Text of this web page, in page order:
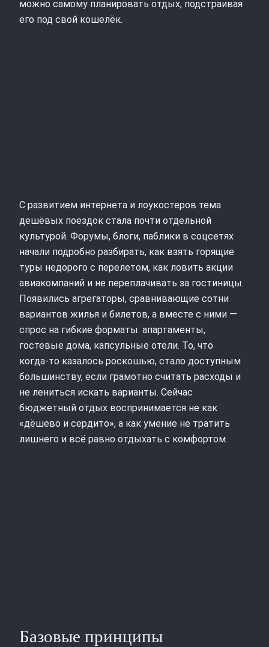
можно самому планировать отдых, подстраивая
его под свой кошелёк.
С развитием интернета и лоукостеров тема
дешёвых поездок стала почти отдельной
культурой. Форумы, блоги, паблики в соцсетях
начали подробно разбирать, как взять горящие
туры недорого с перелетом, как ловить акции
авиакомпаний и не переплачивать за гостиницы.
Появились агрегаторы, сравнивающие сотни
вариантов жилья и билетов, а вместе с ними —
спрос на гибкие форматы: апартаменты,
гостевые дома, капсульные отели. То, что
когда‑то казалось роскошью, стало доступным
большинству, если грамотно считать расходы и
не лениться искать варианты. Сейчас
бюджетный отдых воспринимается не как
«дёшево и сердито», а как умение не тратить
лишнего и всё равно отдыхать с комфортом.
Базовые принципы